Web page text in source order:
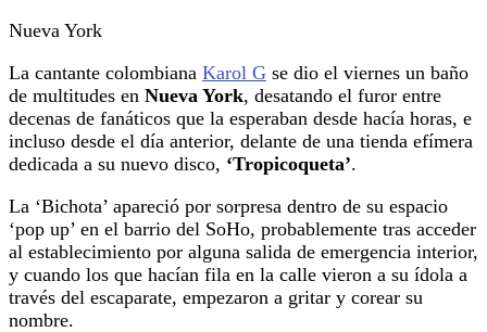
Nueva York
La cantante colombiana Karol G se dio el viernes un baño
de multitudes en Nueva York, desatando el furor entre
decenas de fanáticos que la esperaban desde hacía horas, e
incluso desde el día anterior, delante de una tienda efímera
dedicada a su nuevo disco, ‘Tropicoqueta’.
La ‘Bichota’ apareció por sorpresa dentro de su espacio
‘pop up’ en el barrio del SoHo, probablemente tras acceder
al establecimiento por alguna salida de emergencia interior,
y cuando los que hacían fila en la calle vieron a su ídola a
través del escaparate, empezaron a gritar y corear su
nombre.